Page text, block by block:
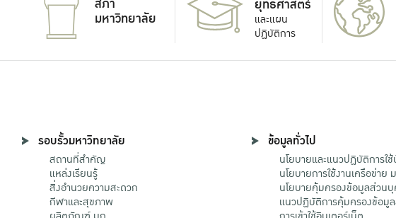
มหาวิทยาลัย
ยุทธศาสตร์
และแผน
ปฏิบัติการ
รอบรั้วมหาวิทยาลัย
สถานที่สำคัญ
แหล่งเรียนรู้
สิ่งอำนวยความสะดวก
กีฬาและสุขภาพ
ข้อมูลทั่วไป
นโยบายและแนวปฏิบัติการ
นโยบายการใช้งานเครือข่าย
นโยบายคุ้มครองข้อมูลส่วน
แนวปฏิบัติการคุ้มครองข้อมู